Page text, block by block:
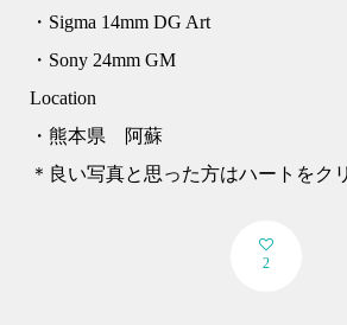
・Sigma 14mm DG Art
・Sony 24mm GM
Location
・熊本県 阿蘇
＊良い写真と思った方はハートをク
2